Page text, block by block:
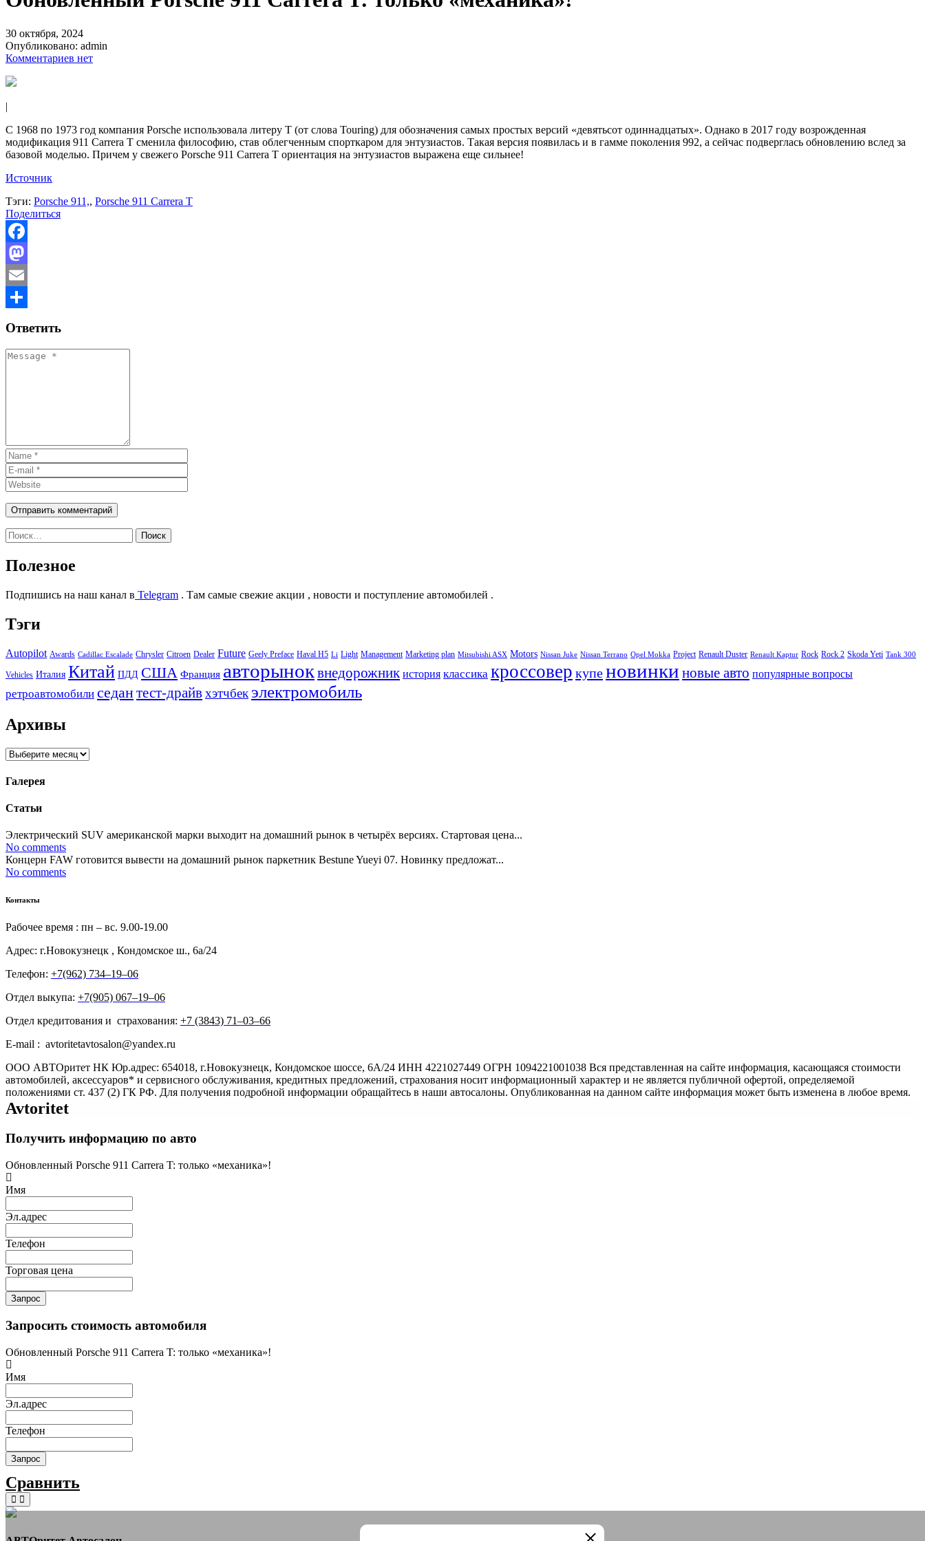
30 октября, 2024
Опубликовано: admin
Комментариев нет
|
С 1968 по 1973 год компания Porsche использовала литеру T (от слова Touring) для обозначения самых простых версий «девятьсот одиннадцатых». Однако в 2017 году возрожденная
модификация 911 Carrera T сменила философию, став облегченным спорткаром для энтузиастов. Такая версия появилась и в гамме поколения 992, а сейчас подверглась обновлению вслед за
базовой моделью. Причем у свежего Porsche 911 Carrera T ориентация на энтузиастов выражена еще сильнее!
Источник
Тэги: Porsche 911,, Porsche 911 Carrera T
Поделиться
Facebook
Mastodon
Email
Ответить
Найти:
Полезное
Подпишись на наш канал в Telegram . Там самые свежие акции , новости и поступление автомобилей .
Тэги
Autopilot Awards Cadillac Escalade Chrysler Citroen Dealer Future Geely Preface Haval H5 Li Light Management Marketing plan Mitsubishi ASX Motors Nissan Juke Nissan Terrano Opel Mokka Project Renault Duster Renault Kaptur Rock Rock 2 Skoda Yeti Tank 300
Vehicles Италия Китай ПДД США Франция авторыноквнедорожник история классика кроссовер купеновинки новые авто популярные вопросы
ретроавтомобили седантест-драйвхэтчбек электромобиль
Архивы
Архивы
Галерея
Статьи
Электрический SUV американской марки выходит на домашний рынок в четырёх версиях. Стартовая цена...
No comments
Концерн FAW готовится вывести на домашний рынок паркетник Bestune Yueyi 07. Новинку предложат...
No comments
Контакты
Рабочее время : пн – вс. 9.00-19.00
Адрес: г.Новокузнецк , Кондомское ш., 6а/24
Телефон: +7(962) 734‒19‒06
Отдел выкупа: +7(905) 067‒19‒06
Отдел кредитования и страхования: +7 (3843) 71‒03‒66
E-mail : avtoritetavtosalon@yandex.ru
ООО АВТОритет НК Юр.адрес: 654018, г.Новокузнецк, Кондомское шоссе, 6А/24 ИНН 4221027449 ОГРН 1094221001038 Вся представленная на сайте информация, касающаяся стоимости
автомобилей, аксессуаров* и сервисного обслуживания, кредитных предложений, страхования носит информационный характер и не является публичной офертой, определяемой
положениями ст. 437 (2) ГК РФ. Для получения подробной информации обращайтесь в наши автосалоны. Опубликованная на данном сайте информация может быть изменена в любое время.
Avtoritet
Получить информацию по авто
Обновленный Porsche 911 Carrera T: только «механика»!
Имя
Эл.адрес
Телефон
Торговая цена
Запрос
Запросить стоимость автомобиля
Обновленный Porsche 911 Carrera T: только «механика»!
Имя
Эл.адрес
Телефон
Запрос
Сравнить